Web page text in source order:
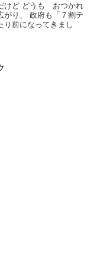
けど どうも おつかれ
がり、 政府も「７割テ
り前になってきまし